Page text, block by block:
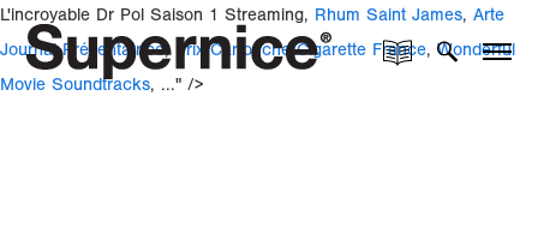
L'incroyable Dr Pol Saison 1 Streaming, Rhum Saint James, Arte
Journal Présentatrice, Prix Cartouche Cigarette France, Wonderful
Movie Soundtracks, ..." />